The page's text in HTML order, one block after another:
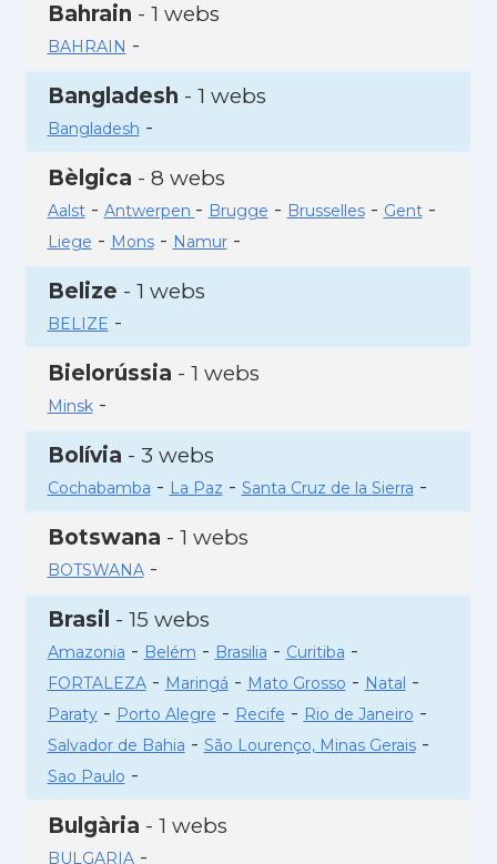
Bahrain - 1 webs
BAHRAIN -
Bangladesh - 1 webs
Bangladesh -
Bèlgica - 8 webs
Aalst- Antwerpen - Brugge - Brusselles- Gent-
Liege - Mons- Namur-
Belize - 1 webs
BELIZE -
Bielorússia - 1 webs
Minsk-
Bolívia - 3 webs
Cochabamba - La Paz - Santa Cruz de la Sierra -
Botswana - 1 webs
BOTSWANA-
Brasil - 15 webs
Amazonia - Belém - Brasilia - Curitiba -
FORTALEZA- Maringá - Mato Grosso - Natal -
Paraty- Porto Alegre - Recife - Rio de Janeiro -
Salvador de Bahia - São Lourenço, Minas Gerais-
Sao Paulo -
Bulgària - 1 webs
BULGARIA-